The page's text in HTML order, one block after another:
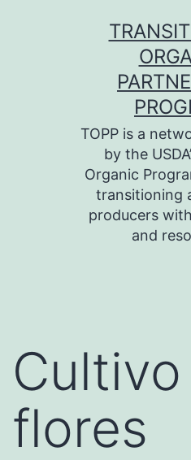
TOPP is a
by the
Organic
transitioning
producers
and
flores